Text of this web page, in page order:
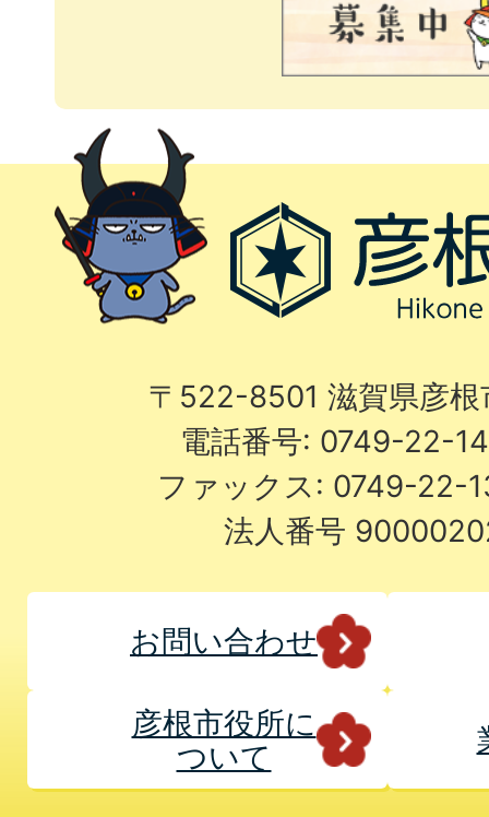
〒522-8501 滋賀県彦
電話番号: 0749-22-
ファックス: 0749-22-
法人番号
お問い合わせ
彦根市役所に
ついて